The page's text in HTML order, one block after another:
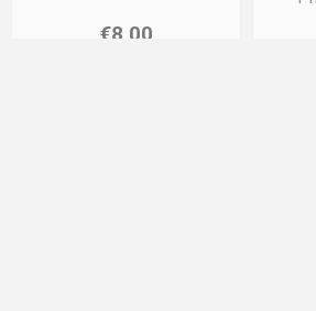
€8,00